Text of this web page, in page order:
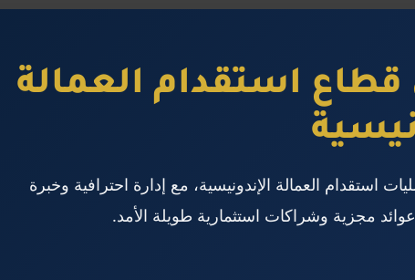
استقدام العمالة
العمالة الإندونيسية، مع إدارة احترافية وخبرة
مجزية وشراكات استثمارية طويلة الأمد.